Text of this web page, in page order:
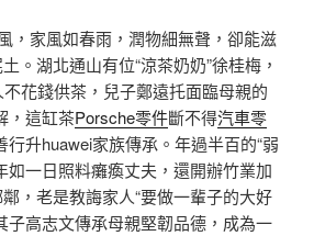
，家風如春雨，潤物細無聲，卻能滋
。湖北通山有位“涼茶奶奶”徐桂梅，
花錢供茶，兒子鄭遠托面臨母親的
，這缸茶Porsche零件斷不得汽車零
行升huawei家族傳承。年過半百的“弱
如一日照料癱瘓丈夫，還開辦竹業加
，老是教誨家人“要做一輩子的大好
子高志文傳承母親堅韌品德，成為一